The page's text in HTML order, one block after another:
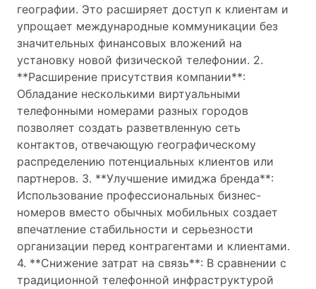
географии. Это расширяет доступ к клиентам и
упрощает международные коммуникации без
значительных финансовых вложений на
установку новой физической телефонии. 2.
**Расширение присутствия компании**:
Обладание несколькими виртуальными
телефонными номерами разных городов
позволяет создать разветвленную сеть
контактов, отвечающую географическому
распределению потенциальных клиентов или
партнеров. 3. **Улучшение имиджа бренда**:
Использование профессиональных бизнес-
номеров вместо обычных мобильных создает
впечатление стабильности и серьезности
организации перед контрагентами и клиентами.
4. **Снижение затрат на связь**: В сравнении с
традиционной телефонной инфраструктурой